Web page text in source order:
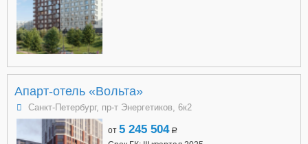
Апарт-отель «Вольта»
Санкт-Петербург, пр-т Энергетиков, 6к2
от 5 245 504 a